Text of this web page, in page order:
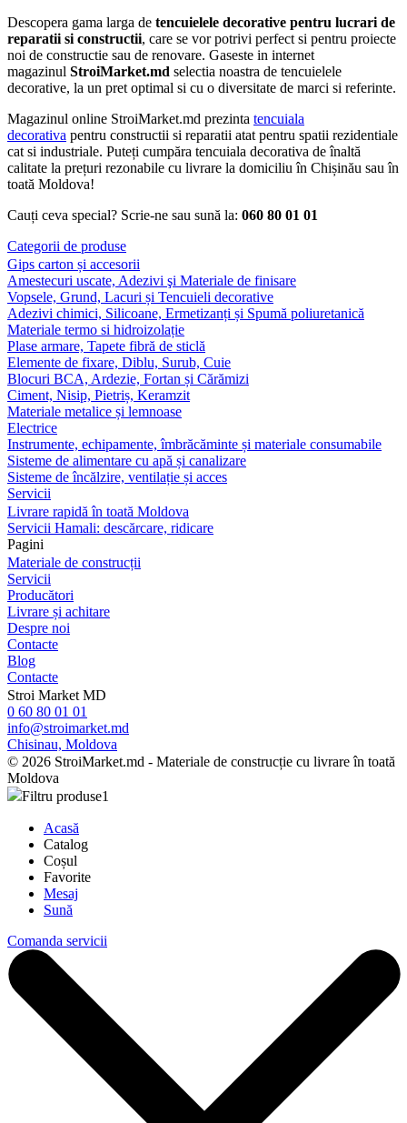
Descopera gama larga de tencuielele decorative pentru lucrari de
reparatii si constructii, care se vor potrivi perfect si pentru proiecte
noi de constructie sau de renovare. Gaseste in internet
magazinul StroiMarket.md selectia noastra de tencuielele
decorative, la un pret optimal si cu o diversitate de marci si referinte.
Magazinul online StroiMarket.md prezinta tencuiala
decorativa pentru constructii si reparatii atat pentru spatii rezidentiale
cat si industriale. Puteți cumpăra tencuiala decorativa de înaltă
calitate la prețuri rezonabile cu livrare la domiciliu în Chișinău sau în
toată Moldova!
Cauți ceva special? Scrie-ne sau sună la: 060 80 01 01
Categorii de produse
Gips carton și accesorii
Amestecuri uscate, Adezivi şi Materiale de finisare
Vopsele, Grund, Lacuri și Tencuieli decorative
Adezivi chimici, Silicoane, Ermetizanți și Spumă poliuretanică
Materiale termo si hidroizolație
Plase armare, Tapete fibră de sticlă
Elemente de fixare, Diblu, Surub, Cuie
Blocuri BCA, Ardezie, Fortan și Cărămizi
Ciment, Nisip, Pietriș, Keramzit
Materiale metalice și lemnoase
Electrice
Instrumente, echipamente, îmbrăcăminte și materiale consumabile
Sisteme de alimentare cu apă și canalizare
Sisteme de încălzire, ventilație și acces
Servicii
Livrare rapidă în toată Moldova
Servicii Hamali: descărcare, ridicare
Pagini
Materiale de construcții
Servicii
Producători
Livrare și achitare
Despre noi
Contacte
Blog
Contacte
Stroi Market MD
0 60 80 01 01
info@stroimarket.md
Chisinau, Moldova
© 2026 StroiMarket.md - Materiale de construcție cu livrare în toată
Moldova
Filtru produse1
Acasă
Catalog
Coșul
Favorite
Mesaj
Sună
Comanda servicii